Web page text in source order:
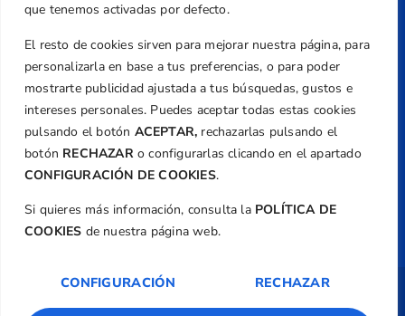
que tenemos activadas por defecto.
El resto de cookies sirven para mejorar nuestra página, para
personalizarla en base a tus preferencias, o para poder
mostrarte publicidad ajustada a tus búsquedas, gustos e
intereses personales. Puedes aceptar todas estas cookies
pulsando el botón ACEPTAR, rechazarlas pulsando el
botón RECHAZARo configurarlas clicando en el apartado
CONFIGURACIÓN DE COOKIES.
Si quieres más información, consulta la POLÍTICA DE
COOKIES de nuestra página web.
CONFIGURACIÓN RECHAZAR
federacion@golfcv.com
Aviso Legal
Política de Privacidad
Transparencia
Normativa
Federación